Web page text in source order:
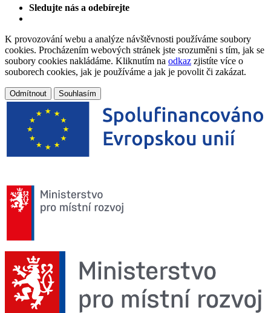
Sledujte nás a odebírejte
K provozování webu a analýze návštěvnosti používáme soubory
cookies. Procházením webových stránek jste srozuměni s tím, jak se
soubory cookies nakládáme. Kliknutím na odkaz zjistíte více o
souborech cookies, jak je používáme a jak je povolit či zakázat.
Odmítnout Souhlasím